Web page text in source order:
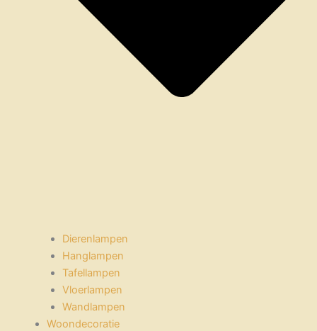
Dierenlampen
Hanglampen
Tafellampen
Vloerlampen
Wandlampen
Woondecoratie